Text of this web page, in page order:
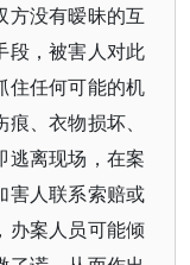
方没有暧昧的互
段，被害人对此
住任何可能的机
、衣物损坏、
逃离现场，在案
害人联系索赔或
办案人员可能倾